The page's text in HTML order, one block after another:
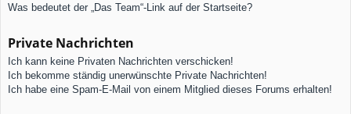
Was bedeutet der „Das Team“-Link auf der Startseite?
Private Nachrichten
Ich kann keine Privaten Nachrichten verschicken!
Ich bekomme ständig unerwünschte Private Nachrichten!
Ich habe eine Spam-E-Mail von einem Mitglied dieses Forums erhalten!